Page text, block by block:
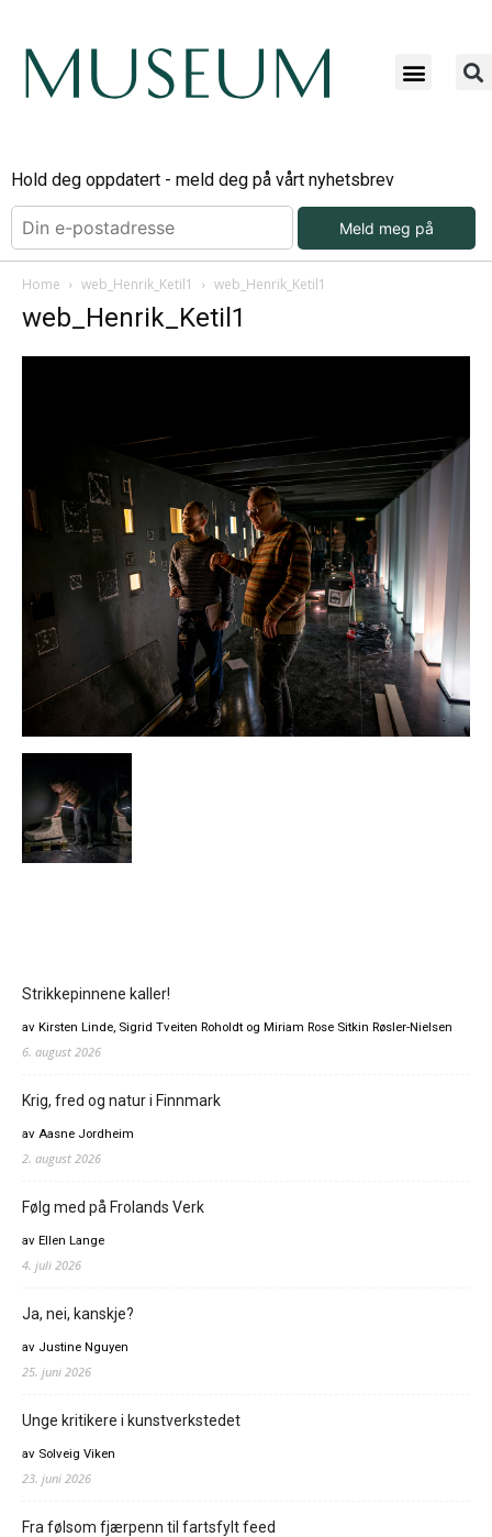
Hold deg oppdatert - meld deg på vårt nyhetsbrev
Meld meg på
Home web_Henrik_Ketil1 web_Henrik_Ketil1
web_Henrik_Ketil1
Strikkepinnene kaller!
av Kirsten Linde, Sigrid Tveiten Roholdt og Miriam Rose Sitkin Røsler-Nielsen
6. august 2026
Krig, fred og natur i Finnmark
av Aasne Jordheim
2. august 2026
Følg med på Frolands Verk
av Ellen Lange
4. juli 2026
Ja, nei, kanskje?
av Justine Nguyen
25. juni 2026
Unge kritikere i kunstverkstedet
av Solveig Viken
23. juni 2026
Fra følsom fjærpenn til fartsfylt feed